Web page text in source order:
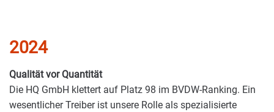
2024
Qualität vor Quantität
Die HQ GmbH klettert auf Platz 98 im BVDW-Ranking. Ein
wesentlicher Treiber ist unsere Rolle als spezialisierte